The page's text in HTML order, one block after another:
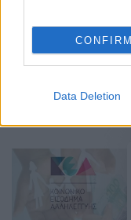
CONFIRM
Data Deletion